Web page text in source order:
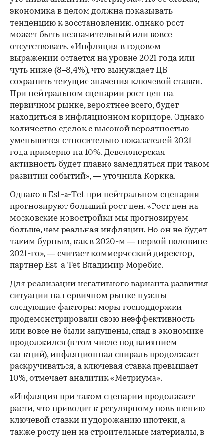
экономика в целом должна показывать
тенденцию к восстановлению, однако рост
может быть незначительный или вовсе
отсутствовать. «Инфляция в годовом
выражении остается на уровне 2021 года или
чуть ниже (8–8,4%), что вынуждает ЦБ
сохранить текущие значения ключевой ставки.
При нейтральном сценарии рост цен на
первичном рынке, вероятнее всего, будет
находиться в инфляционном коридоре. Однако
количество сделок с высокой вероятностью
уменьшится относительно показателей 2021
года примерно на 10%. Девелоперская
активность будет плавно замедляться при таком
развитии событий», — уточнила Коркка.
Однако в Est-a-Тet при нейтральном сценарии
прогнозируют больший рост цен. «Рост цен на
московские новостройки мы прогнозируем
больше, чем реальная инфляции. Но он не будет
таким бурным, как в 2020-м — первой половине
2021-го», — считает коммерческий директор,
партнер Est-a-Tet Владимир Моребис.
Для реализации негативного варианта развития
ситуации на первичном рынке нужны
следующие факторы: меры господдержки
продемонстрировали свою неэффективность
или вовсе не были запущены, спад в экономике
продолжился (в том числе под влиянием
санкций), инфляционная спираль продолжает
раскручиваться, а ключевая ставка превышает
10%, отмечает аналитик «Метриума».
«Инфляция при таком сценарии продолжает
расти, что приводит к регулярному повышению
ключевой ставки и удорожанию ипотеки, а
также росту цен на строительные материалы, в